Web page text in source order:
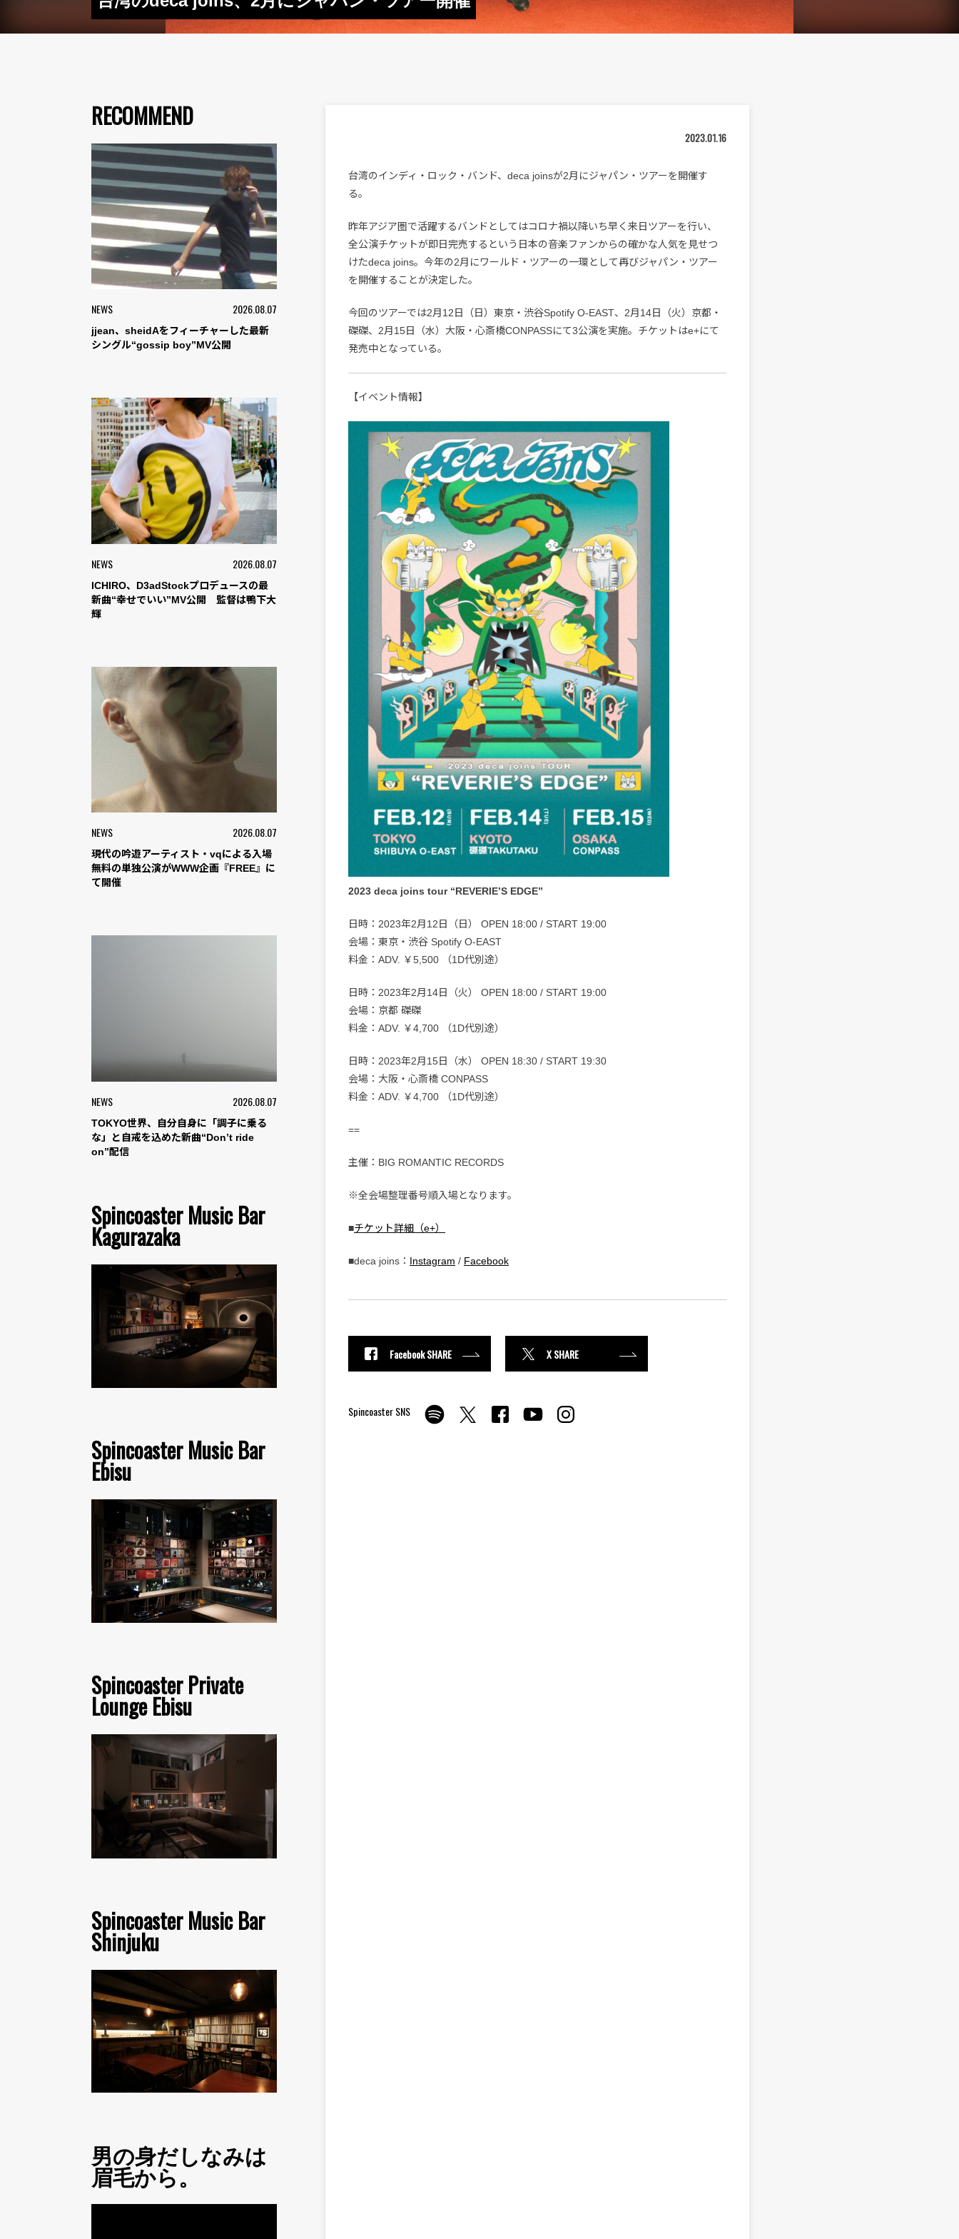
RECOMMEND
NEWS 2026.08.07
jjean、sheidAをフィーチャーした最新
シングル“gossip boy”MV公開
NEWS 2026.08.07
ICHIRO、D3adStockプロデュースの最
新曲“幸せでいい”MV公開 監督は鴨下大
輝
NEWS 2026.08.07
現代の吟遊アーティスト・vqによる入場
無料の単独公演がWWW企画『FREE』に
て開催
NEWS 2026.08.07
TOKYO世界、自分自身に「調子に乗る
な」と自戒を込めた新曲“Don’t ride
on”配信
Spincoaster Music Bar
Kagurazaka
Spincoaster Music Bar
Ebisu
Spincoaster Private
Lounge Ebisu
Spincoaster Music Bar
Shinjuku
男の身だしなみは
眉毛から。
2023.01.16
台湾のインディ・ロック・バンド、deca joinsが2月にジャパン・ツアーを開催す
る。
昨年アジア圏で活躍するバンドとしてはコロナ禍以降いち早く来日ツアーを行い、
全公演チケットが即日完売するという日本の音楽ファンからの確かな人気を見せつ
けたdeca joins。今年の2月にワールド・ツアーの一環として再びジャパン・ツアー
を開催することが決定した。
今回のツアーでは2月12日（日）東京・渋谷Spotify O-EAST、2月14日（火）京都・
磔磔、2月15日（水）大阪・心斎橋CONPASSにて3公演を実施。チケットはe+にて
発売中となっている。
【イベント情報】
2023 deca joins tour “REVERIE’S EDGE”
日時：2023年2月12日（日） OPEN 18:00 / START 19:00
会場：東京・渋谷 Spotify O-EAST
料金：ADV. ￥5,500 （1D代別途）
日時：2023年2月14日（火） OPEN 18:00 / START 19:00
会場：京都 磔磔
料金：ADV. ￥4,700 （1D代別途）
日時：2023年2月15日（水） OPEN 18:30 / START 19:30
会場：大阪・心斎橋 CONPASS
料金：ADV. ￥4,700 （1D代別途）
==
主催：BIG ROMANTIC RECORDS
※全会場整理番号順入場となります。
■チケット詳細（e+）
■deca joins： Instagram / Facebook
Facebook SHARE X SHARE
Spincoaster SNS